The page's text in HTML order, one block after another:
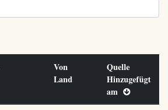
Von
Land
Quelle
Hinzugefügt
am